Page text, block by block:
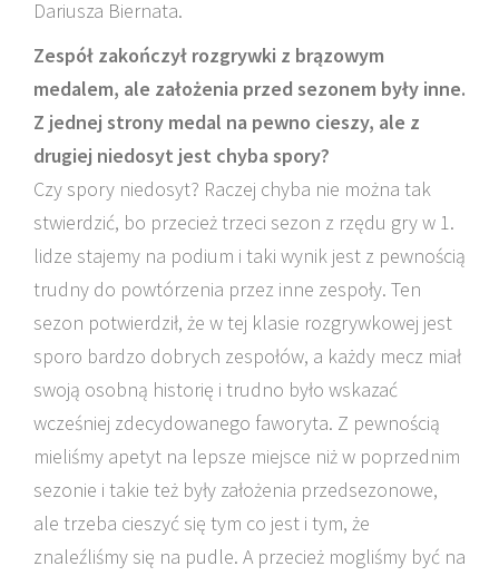
Dariusza Biernata.
Zespół zakończył rozgrywki z brązowym
medalem, ale założenia przed sezonem były inne.
Z jednej strony medal na pewno cieszy, ale z
drugiej niedosyt jest chyba spory?
Czy spory niedosyt? Raczej chyba nie można tak
stwierdzić, bo przecież trzeci sezon z rzędu gry w 1.
lidze stajemy na podium i taki wynik jest z pewnością
trudny do powtórzenia przez inne zespoły. Ten
sezon potwierdził, że w tej klasie rozgrywkowej jest
sporo bardzo dobrych zespołów, a każdy mecz miał
swoją osobną historię i trudno było wskazać
wcześniej zdecydowanego faworyta. Z pewnością
mieliśmy apetyt na lepsze miejsce niż w poprzednim
sezonie i takie też były założenia przedsezonowe,
ale trzeba cieszyć się tym co jest i tym, że
znaleźliśmy się na pudle. A przecież mogliśmy być na